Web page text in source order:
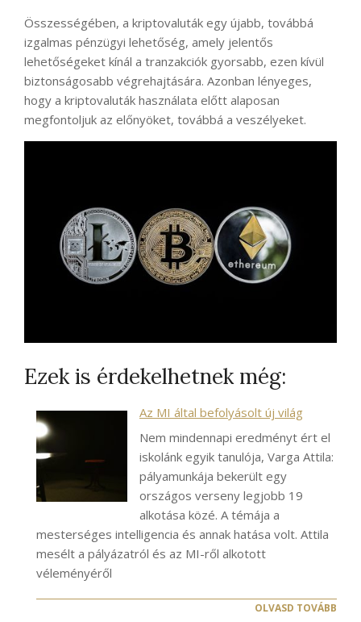
Összességében, a kriptovaluták egy újabb, továbbá
izgalmas pénzügyi lehetőség, amely jelentős
lehetőségeket kínál a tranzakciók gyorsabb, ezen kívül
biztonságosabb végrehajtására. Azonban lényeges,
hogy a kriptovaluták használata előtt alaposan
megfontoljuk az előnyöket, továbbá a veszélyeket.
Ezek is érdekelhetnek még:
Az MI által befolyásolt új világ
Nem mindennapi eredményt ért el
iskolánk egyik tanulója, Varga Attila:
pályamunkája bekerült egy
országos verseny legjobb 19
alkotása közé. A témája a
mesterséges intelligencia és annak hatása volt. Attila
mesélt a pályázatról és az MI-ről alkotott
véleményéről
OLVASD TOVÁBB